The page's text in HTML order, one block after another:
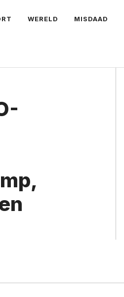
WERELD MISDAAD